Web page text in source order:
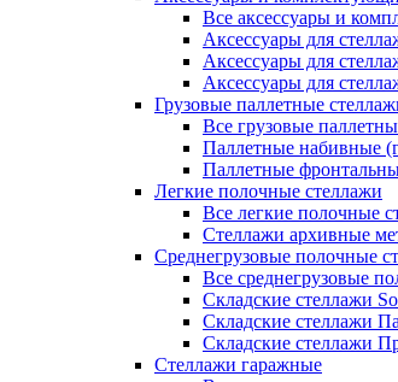
Все аксессуары и
Аксессуары для
Аксессуары для
Аксессуары для
Грузовые паллетные
Все грузовые
Паллетные набивные
Паллетные
Легкие полочные стеллажи
Все легкие полочные
Стеллажи архивные
Среднегрузовые полочные
Все среднегрузовые
Складские стеллажи
Складские стеллажи
Складские стеллажи
Стеллажи гаражные